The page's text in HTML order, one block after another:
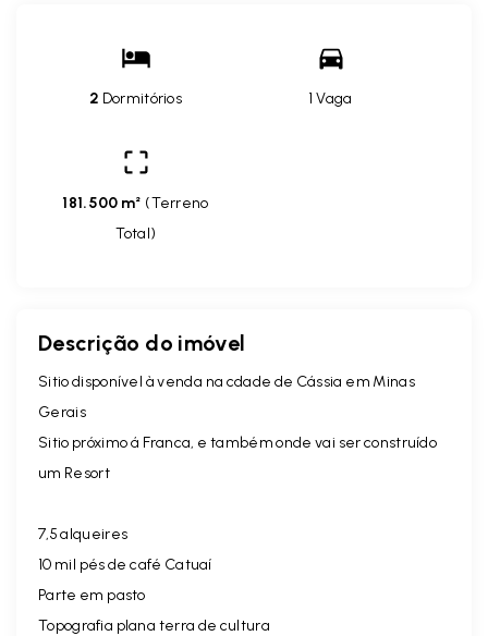
2 Dormitórios 1 Vaga
181.500 m² (Terreno
Total)
Descrição do imóvel
Sitio disponível à venda na cdade de Cássia em Minas
Gerais
Sitio próximo á Franca, e também onde vai ser construído
um Resort
7,5 alqueires
10 mil pés de café Catuaí
Parte em pasto
Topografia plana terra de cultura